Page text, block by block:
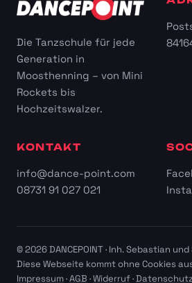
Die Tanzschule für jede
Generation in
Moosthenning – von Mini
Rockets bis
Hochzeitswalzer.
KONTAKT
info@dance-point.com
08731 91 027 021
© 2026 DANCEPOINT · Inh. Sebastian
Diese Webseite kommt ohne Cookies
Impressum·AGB ·Widerruf·Datenschutz